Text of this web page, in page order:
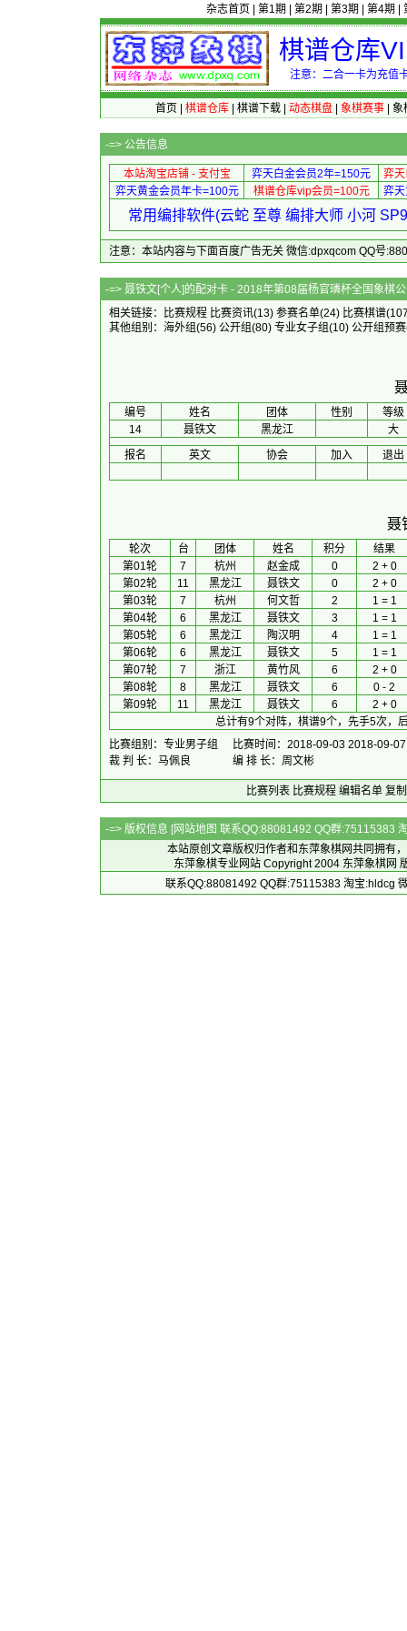
杂志首页 第1期 第2期 第3期 第4期
棋谱仓库
注意：二合一卡为充值
首页 棋谱仓库| 棋谱下载| 动态棋盘| 象棋赛事| 象
-=> 公告信息
本站淘宝店铺 - 支付宝 弈天白金会员2年=150元
弈
弈天黄金会员年卡=100元
棋谱仓库vip会员=100元 弈
常用编排软件(云蛇 至尊 编排大师 小河
注意：本站内容与下面百度广告无关 微信:dpxqcom QQ号
-=> 聂铁文[个人]的配对卡 - 2018年第08届
相关链接：
比赛规程 比赛资讯(13) 参赛名单(24) 比赛棋谱
其他组别： 海外组(56) 公开组(80) 专业女子组(10) 公开组预赛
编号 姓名 团体 性别
等级
14
聂铁文 黑龙江
大
报名
英文 协会 加入 退出
聂
轮次 台 团体 姓名 积分
结果
第01轮
7 杭州 赵金成 0
2 + 0
第02轮
11 黑龙江 聂铁文 0
2 + 0
第03轮
7 杭州 何文哲 2
1 = 1
第04轮
6 黑龙江 聂铁文 3
1 = 1
第05轮
6 黑龙江 陶汉明 4
1 = 1
第06轮
6 黑龙江 聂铁文 5
1 = 1
第07轮
7 浙江 黄竹风 6
2 + 0
第08轮
8 黑龙江 聂铁文 6
0 - 2
第09轮
11 黑龙江 聂铁文 6
2 + 0
总计有9个对阵，棋谱9个，先手5次，
比赛组别：专业男子组
比赛时间：2018-09-03 2018-09-07
裁 判 长：马佩良
编 排 长：周文彬
比赛列表 比赛规程 编辑名单 复
-=> 版权信息 [网站地图 联系QQ:88081492 QQ群:75115383
本站原创文章版权归作者和 东萍象棋网共同拥有
东萍象棋专业网站 Copyright 2004 东萍象棋网
联系QQ:88081492 QQ群:75115383 淘宝:hldcg